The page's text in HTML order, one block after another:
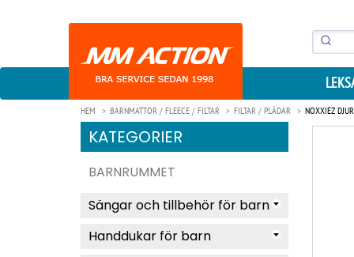
HEM BARNMATTOR / FLEECE / FILTAR FILTAR / PLÄDAR NOXXIEZ
KATEGORIER
BARNRUMMET
Sängar och tillbehör för barn
Handdukar för barn